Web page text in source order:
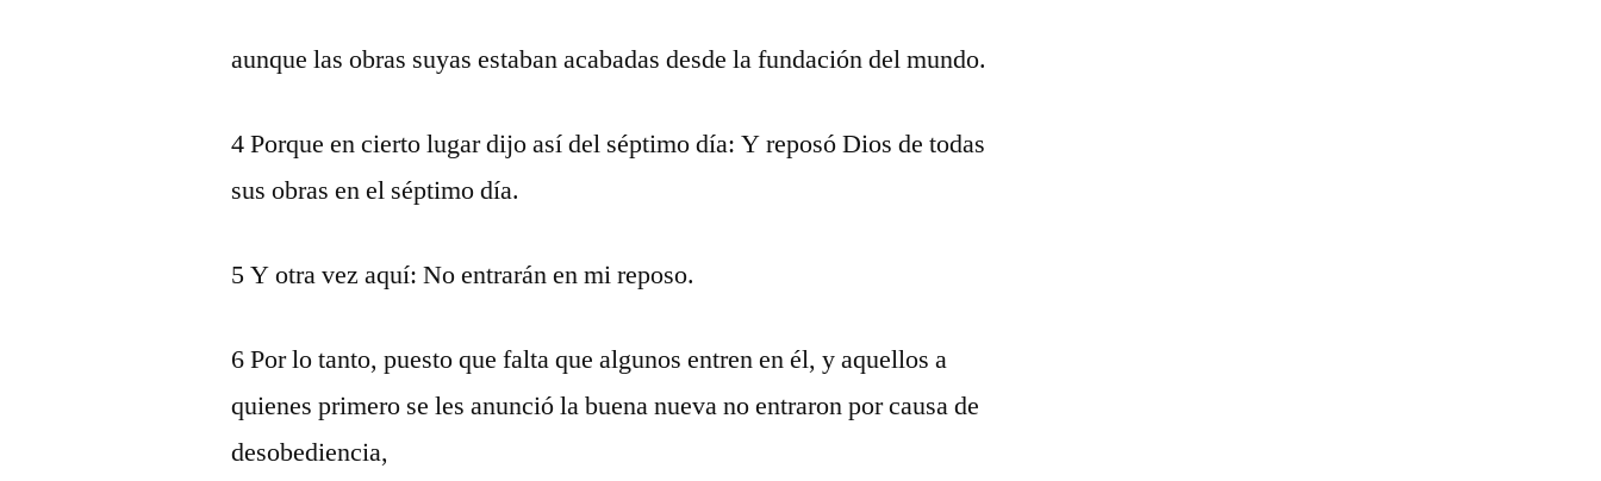
aunque las obras suyas estaban acabadas desde la fundación del mundo.
4 Porque en cierto lugar dijo así del séptimo día: Y reposó Dios de todas
sus obras en el séptimo día.
5 Y otra vez aquí: No entrarán en mi reposo.
6 Por lo tanto, puesto que falta que algunos entren en él, y aquellos a
quienes primero se les anunció la buena nueva no entraron por causa de
desobediencia,